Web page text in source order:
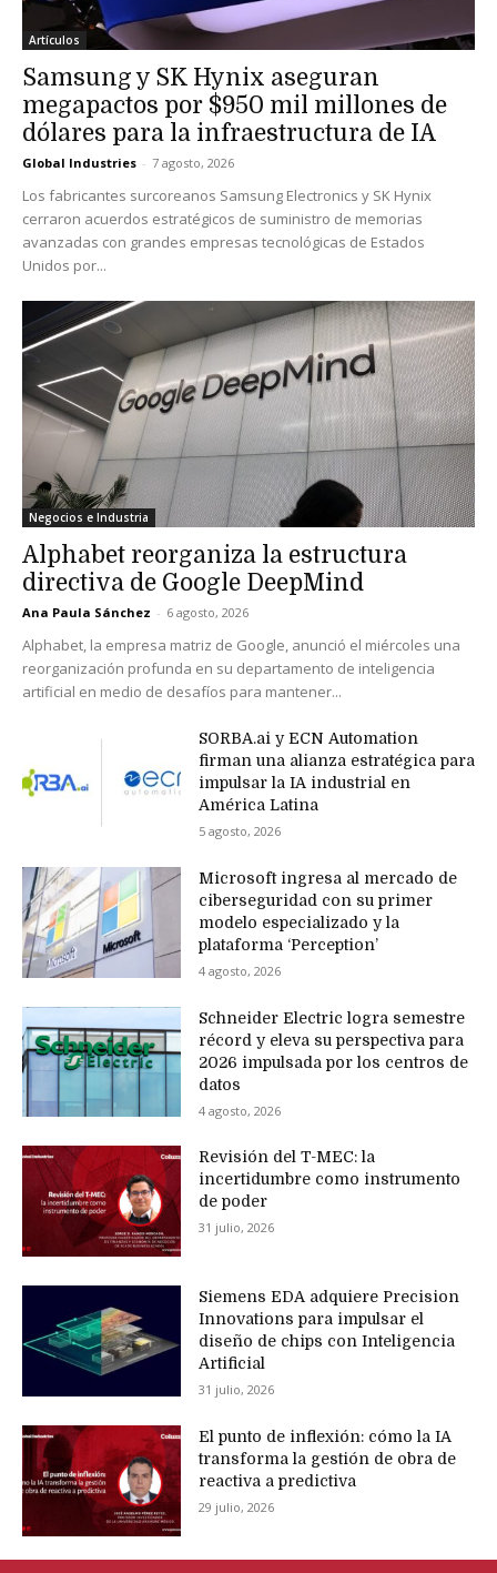
Artículos
Samsung y SK Hynix aseguran
megapactos por $950 mil millones de
dólares para la infraestructura de IA
Global Industries - 7 agosto, 2026
Los fabricantes surcoreanos Samsung Electronics y SK Hynix
cerraron acuerdos estratégicos de suministro de memorias
avanzadas con grandes empresas tecnológicas de Estados
Unidos por...
Negocios e Industria
Alphabet reorganiza la estructura
directiva de Google DeepMind
Ana Paula Sánchez - 6 agosto, 2026
Alphabet, la empresa matriz de Google, anunció el miércoles una
reorganización profunda en su departamento de inteligencia
artificial en medio de desafíos para mantener...
SORBA.ai y ECN Automation
firman una alianza estratégica para
impulsar la IA industrial en
América Latina
5 agosto, 2026
Microsoft ingresa al mercado de
ciberseguridad con su primer
modelo especializado y la
plataforma ‘Perception’
4 agosto, 2026
Schneider Electric logra semestre
récord y eleva su perspectiva para
2026 impulsada por los centros de
datos
4 agosto, 2026
Revisión del T-MEC: la
incertidumbre como instrumento
de poder
31 julio, 2026
Siemens EDA adquiere Precision
Innovations para impulsar el
diseño de chips con Inteligencia
Artificial
31 julio, 2026
El punto de inflexión: cómo la IA
transforma la gestión de obra de
reactiva a predictiva
29 julio, 2026